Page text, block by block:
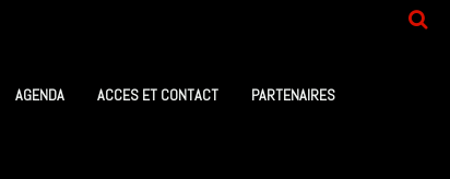
AGENDA ACCES ET CONTACT PARTENAIRES